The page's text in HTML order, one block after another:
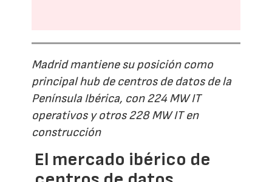
Madrid mantiene su posición como
principal hub de centros de datos de la
Península Ibérica, con 224 MW IT
operativos y otros 228 MW IT en
construcción
El mercado ibérico de